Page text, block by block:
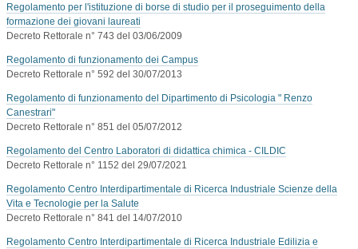
Regolamento per l'istituzione di borse di studio per il proseguimento della
formazione dei giovani laureati
Decreto Rettorale n° 743 del 03/06/2009
Regolamento di funzionamento dei Campus
Decreto Rettorale n° 592 del 30/07/2013
Regolamento di funzionamento del Dipartimento di Psicologia " Renzo
Canestrari"
Decreto Rettorale n° 851 del 05/07/2012
Regolamento del Centro Laboratori di didattica chimica - CILDIC
Decreto Rettorale n° 1152 del 29/07/2021
Regolamento Centro Interdipartimentale di Ricerca Industriale Scienze della
Vita e Tecnologie per la Salute
Decreto Rettorale n° 841 del 14/07/2010
Regolamento Centro Interdipartimentale di Ricerca Industriale Edilizia e